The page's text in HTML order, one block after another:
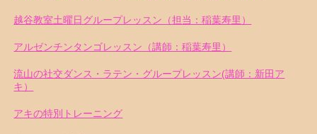
越谷教室土曜日グループレッスン（担当：稲葉寿里）
アルゼンチンタンゴレッスン（講師：稲葉寿里）
流山の社交ダンス・ラテン・グループレッスン(講師：新田ア
キ）
アキの特別トレーニング